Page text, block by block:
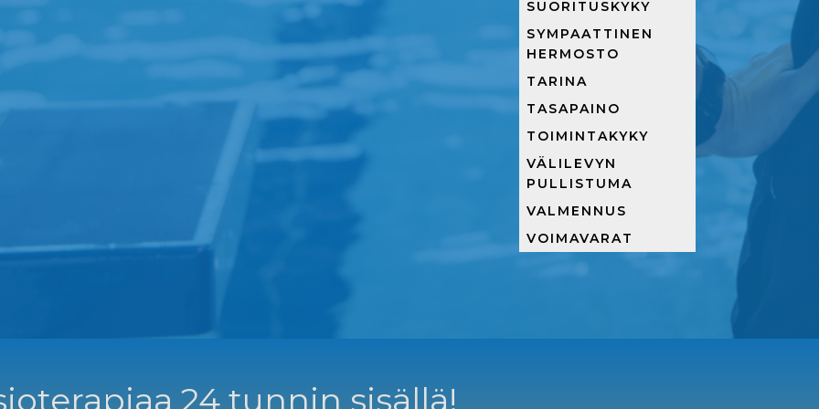
SUORITUSKYKY
SYMPAATTINEN
HERMOSTO
TARINA
TASAPAINO
TOIMINTAKYKY
VÄLILEVYN
PULLISTUMA
VALMENNUS
VOIMAVARAT
24 tunnin sisällä!